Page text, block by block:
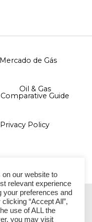
Mercado de Gás
Oil & Gas
Comparative Guide
Privacy Policy
SÃO PAULO
our website to
relevant experience
your preferences and
“Accept All”,
use of ALL the
you may visit